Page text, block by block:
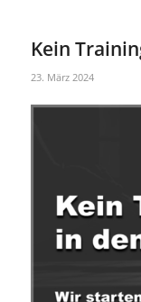
Kein
23. März 2024